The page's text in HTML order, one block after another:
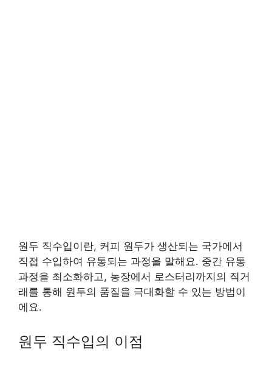
원두 직수입이란, 커피 원두가 생산되는 국가에서
직접 수입하여 유통되는 과정을 말해요. 중간 유통
과정을 최소화하고, 농장에서 로스터리까지의 직거
래를 통해 원두의 품질을 극대화할 수 있는 방법이
에요.
원두 직수입의 이점